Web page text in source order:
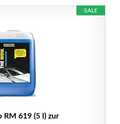
SALE
RM 619 (5 l) zur